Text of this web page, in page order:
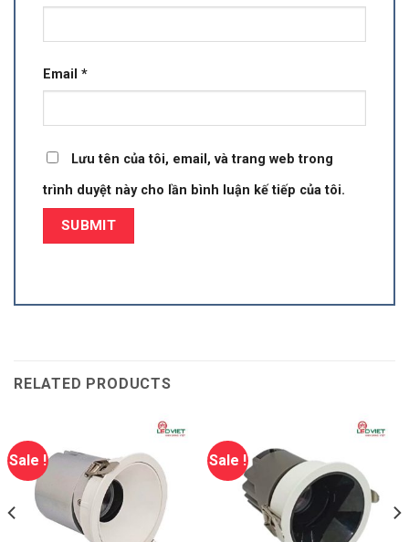
Email *
Lưu tên của tôi, email, và trang web trong
trình duyệt này cho lần bình luận kế tiếp của tôi.
RELATED PRODUCTS
Sale ! Sale !